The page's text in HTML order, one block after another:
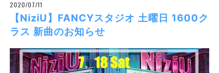
2020/07/11
【NiziU】FANCYスタジオ 土曜日 1600ク
ラス 新曲のお知らせ